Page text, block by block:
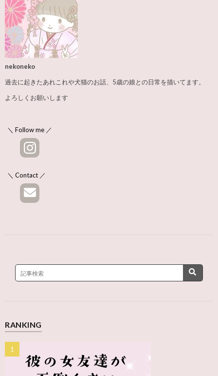
nekoneko
過去に起きたあれこれや犬猫のお話、5歳の娘との日常を描いてます。
よろしくお願いします
＼ Follow me ／
＼ Contact ／
RANKING